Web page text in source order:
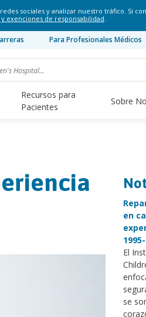
sociales y analizar nuestro tráfico. Si
y exenciones de responsabilidad.
Para Profesionales Médicos
Recursos para
Pacientes
Sobre
en
El
se